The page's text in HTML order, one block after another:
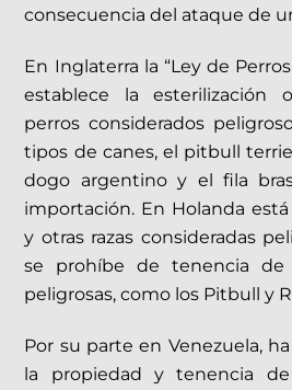
consecuencia del ataque de
En Inglaterra la “Ley de Perros
establece la esterilización
perros considerados
tipos de canes, el pitbull
dogo argentino y el fila
importación. En Holanda
y otras razas consideradas
se prohíbe de tenencia de
peligrosas, como los Pitbull y
Por su parte en Venezuela,
la propiedad y tenencia